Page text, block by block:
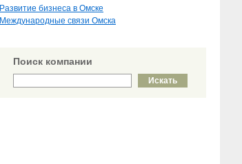
Развитие бизнеса в Омске
Международные связи Омска
Поиск компании